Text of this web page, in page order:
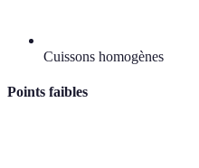
Cuissons homogènes
Points faibles